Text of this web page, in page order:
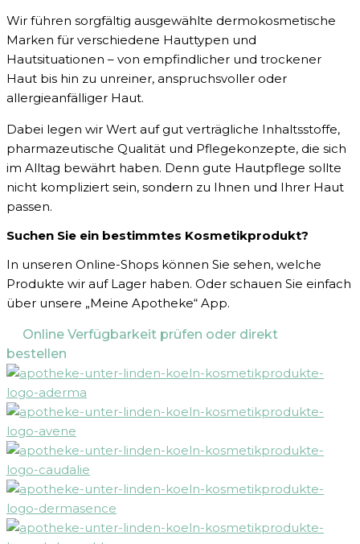
Wir führen sorgfältig ausgewählte dermokosmetische
Marken für verschiedene Hauttypen und
Hautsituationen – von empfindlicher und trockener
Haut bis hin zu unreiner, anspruchsvoller oder
allergieanfälliger Haut.
Dabei legen wir Wert auf gut verträgliche Inhaltsstoffe,
pharmazeutische Qualität und Pflegekonzepte, die sich
im Alltag bewährt haben. Denn gute Hautpflege sollte
nicht kompliziert sein, sondern zu Ihnen und Ihrer Haut
passen.
Suchen Sie ein bestimmtes Kosmetikprodukt?
In unseren Online-Shops können Sie sehen, welche
Produkte wir auf Lager haben. Oder schauen Sie einfach
über unsere „Meine Apotheke“ App.
Online Verfügbarkeit prüfen oder direkt
bestellen